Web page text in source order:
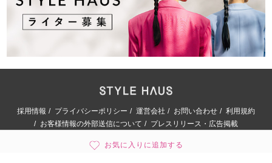
お気に入りに追加する
採用情報 プライバシーポリシー 運営会社 お問い合わせ
利用規約
お客様情報の外部送信について
プレスリリース・広告掲載